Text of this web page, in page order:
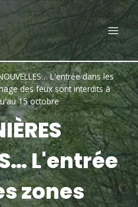
L'entrée dans les
des feux sont interdits à
15 octobre
L'entrée
zones